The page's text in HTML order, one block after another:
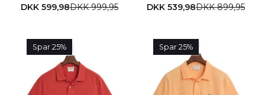
DKK 599,98DKK 999,95 DKK 539,98DKK 899,95
Spar 25% Spar 25%